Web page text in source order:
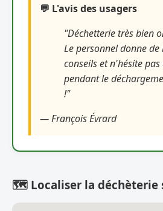
💬 L'avis des usagers
"Déchetterie très bien
Le personnel donne de
conseils et n'hésite
pendant le
!"
— François Évrard
🗺️ Localiser la déchèterie